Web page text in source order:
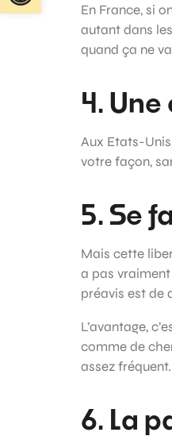
En France, si
autant dans
quand ça ne
4.
Aux Etats-
votre façon,
5. Se
Mais cette
a pas vraiment
préavis est de
L’avantage,
comme de
assez fréquent.
6. La